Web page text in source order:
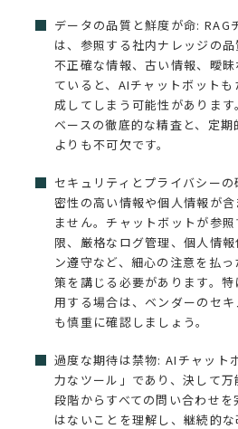
データの品質と鮮度が命: RAG
は、参照する社内ナレッジの品
不正確な情報、古い情報、曖
ていると、AIチャットボット
成してしまう可能性がありま
ベースの徹底的な精査と、定
よりも不可欠です。
セキュリティとプライバシー
密性の高い情報や個人情報が
ません。チャットボットが参
限、厳格なログ管理、個人情
ン遵守など、細心の注意を払
策を講じる必要があります。
用する場合は、ベンダーのセ
も慎重に確認しましょう。
過度な期待は禁物: AIチャット
力なツール」であり、決して
段階からすべての問い合わせ
はないことを理解し、継続的